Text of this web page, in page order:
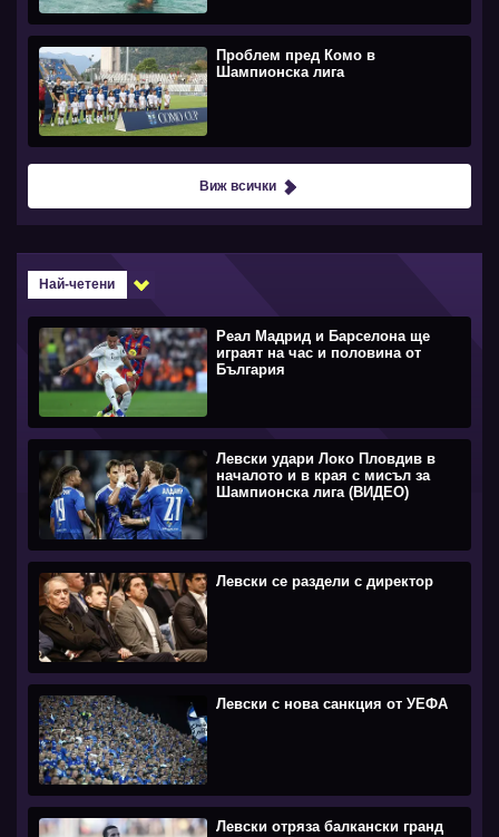
Проблем пред Комо в
Шампионска лига
Виж всички
Най-четени
Реал Мадрид и Барселона ще
играят на час и половина от
България
Левски удари Локо Пловдив в
началото и в края с мисъл за
Шампионска лига (ВИДЕО)
Левски се раздели с директор
Левски с нова санкция от УЕФА
Левски отряза балкански гранд